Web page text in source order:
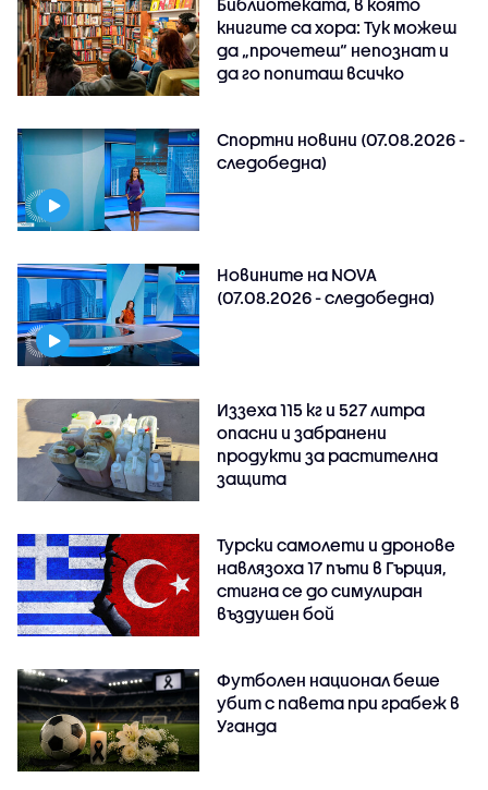
Библиотеката, в която
книгите са хора: Тук можеш
да „прочетеш“ непознат и
да го попиташ всичко
Спортни новини (07.08.2026 -
следобедна)
Новините на NOVA
(07.08.2026 - следобедна)
Иззеха 115 кг и 527 литра
опасни и забранени
продукти за растителна
защита
Турски самолети и дронове
навлязоха 17 пъти в Гърция,
стигна се до симулиран
въздушен бой
Футболен национал беше
убит с павета при грабеж в
Уганда